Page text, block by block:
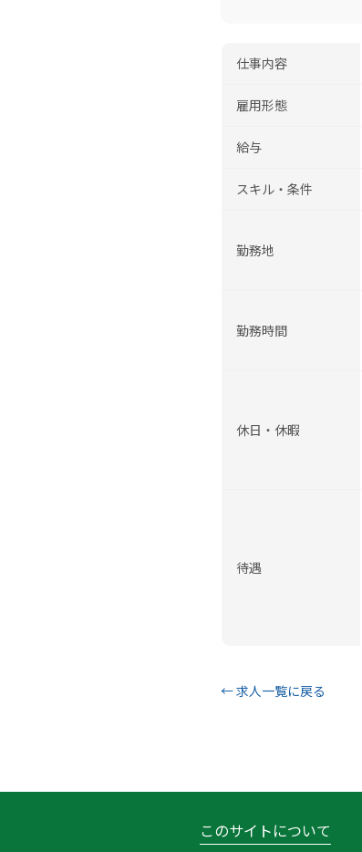
仕事内容
雇用形態
給与
スキル・条件
勤務地
勤務時間
休日・休暇
待遇
← 求人一覧に戻る
このサイトについて